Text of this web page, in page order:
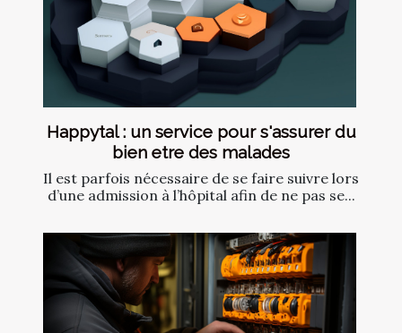
Happytal : un service pour s'assurer du
bien etre des malades
Il est parfois nécessaire de se faire suivre lors
d’une admission à l’hôpital afin de ne pas se...